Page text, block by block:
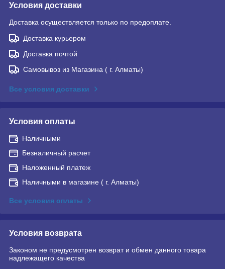
Условия доставки
Доставка осуществляется только по предоплате.
Доставка курьером
Доставка почтой
Самовывоз из Магазина ( г. Алматы)
Все условия доставки
Условия оплаты
Наличными
Безналичный расчет
Наложенный платеж
Наличными в магазине ( г. Алматы)
Все условия оплаты
Условия возврата
Законом не предусмотрен возврат и обмен данного товара
надлежащего качества